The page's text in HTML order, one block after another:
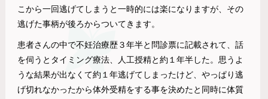
こから一回逃げてしまうと一時的には楽になりますが、その
逃げた事柄が後ろからついてきます。
患者さんの中で不妊治療歴３年半と問診票に記載されて、話
を伺うとタイミング療法、人工授精と約１年半した。思うよ
うな結果が出なくて約１年逃げてしまったけど、やっぱり逃
げ切れなかったから体外受精をする事を決めたと同時に体質